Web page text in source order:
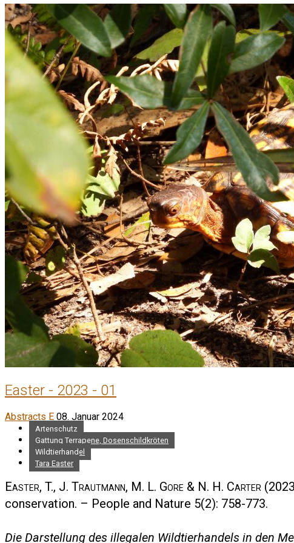
Easter - 2023 - 01
Abstracts E 08. Januar 2024
Artenschutz
Gattung Terrapene, Dosenschildkröten
Wildtierhandel
Tara Easter
Easter, T., J. Trautmann, M. L. Gore & N. H. Carter
conservation. – People and Nature 5(2): 758-773.
Die Darstellung des illegalen Wildtierhandels in den